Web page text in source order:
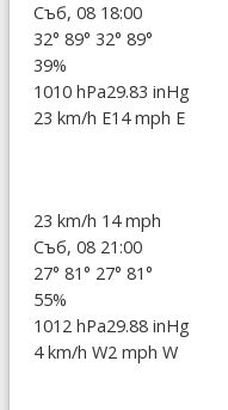
Съб, 08 18:00
32° 89° 32° 89°
39%
1010 hPa29.83 inHg
23 km/h E14 mph E
23 km/h 14 mph
Съб, 08 21:00
27° 81° 27° 81°
55%
1012 hPa29.88 inHg
4 km/h W2 mph W